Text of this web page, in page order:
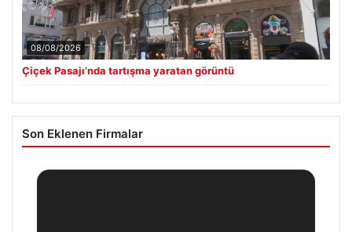
08/08/2026
Çiçek Pasajı’nda tartışma yaratan görüntü
Son Eklenen Firmalar